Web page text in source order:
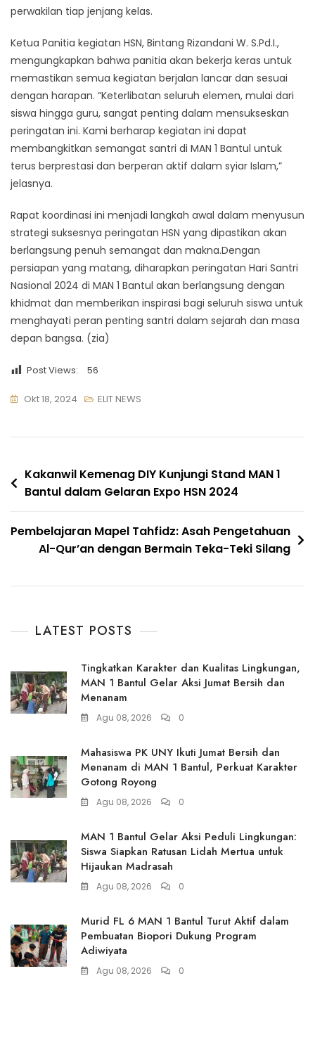
perwakilan tiap jenjang kelas.
Ketua Panitia kegiatan HSN, Bintang Rizandani W. S.Pd.I.,
mengungkapkan bahwa panitia akan bekerja keras untuk
memastikan semua kegiatan berjalan lancar dan sesuai
dengan harapan. “Keterlibatan seluruh elemen, mulai dari
siswa hingga guru, sangat penting dalam mensukseskan
peringatan ini. Kami berharap kegiatan ini dapat
membangkitkan semangat santri di MAN 1 Bantul untuk
terus berprestasi dan berperan aktif dalam syiar Islam,”
jelasnya.
Rapat koordinasi ini menjadi langkah awal dalam menyusun
strategi suksesnya peringatan HSN yang dipastikan akan
berlangsung penuh semangat dan makna.Dengan
persiapan yang matang, diharapkan peringatan Hari Santri
Nasional 2024 di MAN 1 Bantul akan berlangsung dengan
khidmat dan memberikan inspirasi bagi seluruh siswa untuk
menghayati peran penting santri dalam sejarah dan masa
depan bangsa. (zia)
Post Views: 56
Okt 18, 2024 ELIT NEWS
Navigasi
pos
Kakanwil Kemenag DIY Kunjungi Stand MAN 1
Bantul dalam Gelaran Expo HSN 2024
Pembelajaran Mapel Tahfidz: Asah Pengetahuan
Al-Qur’an dengan Bermain Teka-Teki Silang
LATEST POSTS
Tingkatkan Karakter dan Kualitas Lingkungan,
MAN 1 Bantul Gelar Aksi Jumat Bersih dan
Menanam
Agu 08, 2026 0
Mahasiswa PK UNY Ikuti Jumat Bersih dan
Menanam di MAN 1 Bantul, Perkuat Karakter
Gotong Royong
Agu 08, 2026 0
MAN 1 Bantul Gelar Aksi Peduli Lingkungan:
Siswa Siapkan Ratusan Lidah Mertua untuk
Hijaukan Madrasah
Agu 08, 2026 0
Murid FL 6 MAN 1 Bantul Turut Aktif dalam
Pembuatan Biopori Dukung Program
Adiwiyata
Agu 08, 2026 0